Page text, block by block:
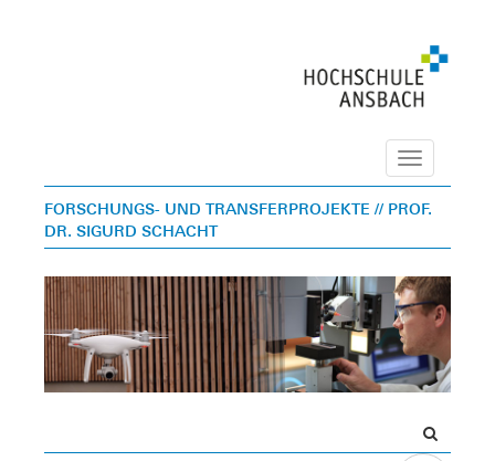
Navigation
FORSCHUNGS- UND TRANSFERPROJEKTE // PROF.
DR. SIGURD SCHACHT